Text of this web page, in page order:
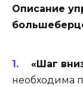
Описание
«Шаг
необходима